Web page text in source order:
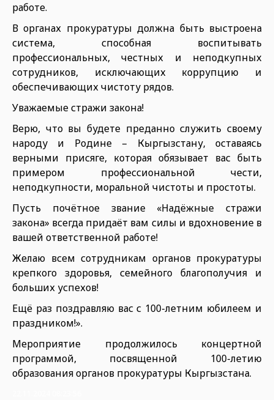
работе.
В органах прокуратуры должна быть выстроена
система, способная воспитывать
профессиональных, честных и неподкупных
сотрудников, исключающих коррупцию и
обеспечивающих чистоту рядов.
Уважаемые стражи закона!
Верю, что вы будете преданно служить своему
народу и Родине – Кыргызстану, оставаясь
верными присяге, которая обязывает вас быть
примером профессиональной чести,
неподкупности, моральной чистоты и простоты.
Пусть почётное звание «Надёжные стражи
закона» всегда придаёт вам силы и вдохновение в
вашей ответственной работе!
Желаю всем сотрудникам органов прокуратуры
крепкого здоровья, семейного благополучия и
больших успехов!
Ещё раз поздравляю вас с 100-летним юбилеем и
праздником!».
Мероприятие продолжилось концертной
программой, посвященной 100-летию
образования органов прокуратуры Кыргызстана.